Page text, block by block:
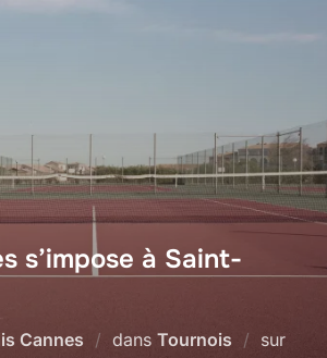
s’impose à Saint-
Cannes dans Tournois
sur